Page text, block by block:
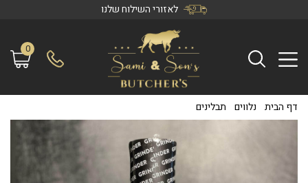
לאזורי השילוח שלנו
0
דף הבית נלווים תבלינים